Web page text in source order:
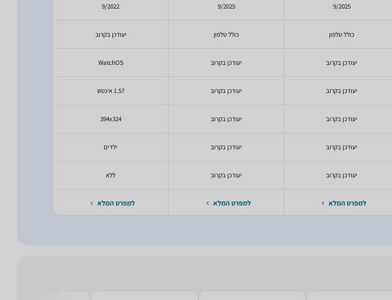
9/2025
כולל טלפון
יעודכן בקרוב
יעודכן בקרוב
יעודכן בקרוב
יעודכן בקרוב
יעודכן בקרוב
למפרט המלא
9/2025
כולל טלפון
יעודכן בקרוב
יעודכן בקרוב
יעודכן בקרוב
יעודכן בקרוב
יעודכן בקרוב
למפרט המלא
9/2022
יעודכן בקרוב
WatchOS
1.57 אינטש
394x324
ילדים
ללא
למפרט המלא